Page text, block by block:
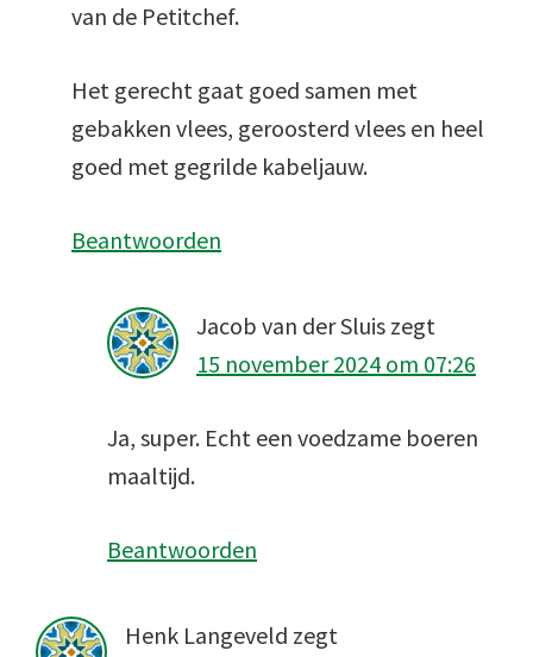
van de Petitchef.
Het gerecht gaat goed samen met
gebakken vlees, geroosterd vlees en heel
goed met gegrilde kabeljauw.
Beantwoorden
Jacob van der Sluis zegt
15 november 2024 om 07:26
Ja, super. Echt een voedzame boeren
maaltijd.
Beantwoorden
Henk Langeveld zegt